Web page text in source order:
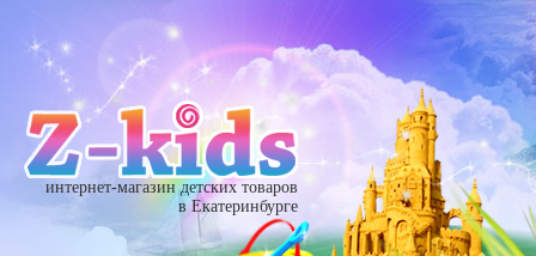
интернет-магазин детских товаров
в Екатеринбурге